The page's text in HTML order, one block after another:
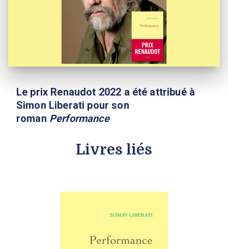
Le prix Renaudot 2022 a été attribué à
Simon Liberati pour son
roman Performance
Livres liés